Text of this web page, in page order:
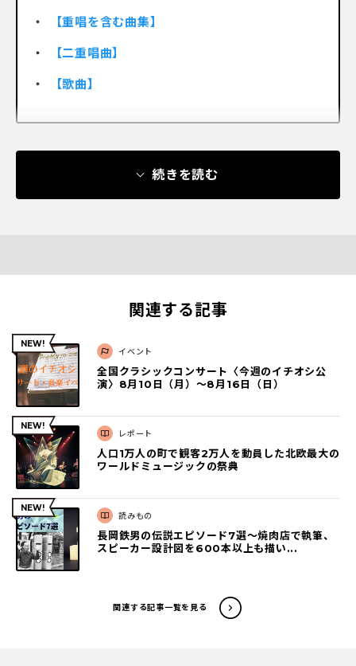
【重唱を含む曲集】
【二重唱曲】
【歌曲】
続きを読む
関連する記事
イベント
全国クラシックコンサート〈今週のイチオシ公
演〉8月10日（月）～8月16日（日）
レポート
人口1万人の町で観客2万人を動員した北欧最大の
ワールドミュージックの祭典
読みもの
長岡鉄男の伝説エピソード7選〜焼肉店で執筆、
スピーカー設計図を600本以上も描い...
関連する記事一覧を見る